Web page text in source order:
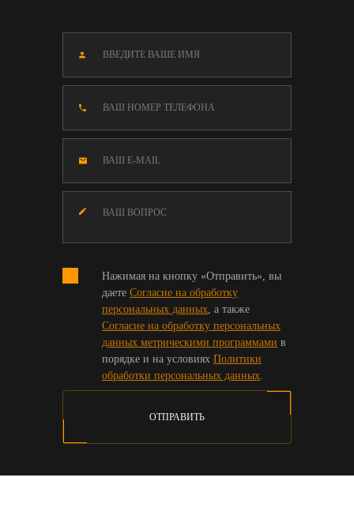
Нажимая на кнопку «Отправить», вы
даете Согласие на обработку
персональных данных, а также
Согласие на обработку персональных
данных метрическими программами в
порядке и на условиях Политики
обработки персональных данных.
ОТПРАВИТЬ